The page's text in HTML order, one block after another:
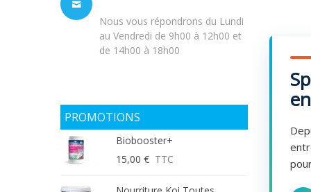
Nous vous répondrons du Lundi
au Vendredi de 9h00 à 12h00 et
de 14h00 à 18h00
PROMOTIONS
Biobooster+
15,00 € TTC